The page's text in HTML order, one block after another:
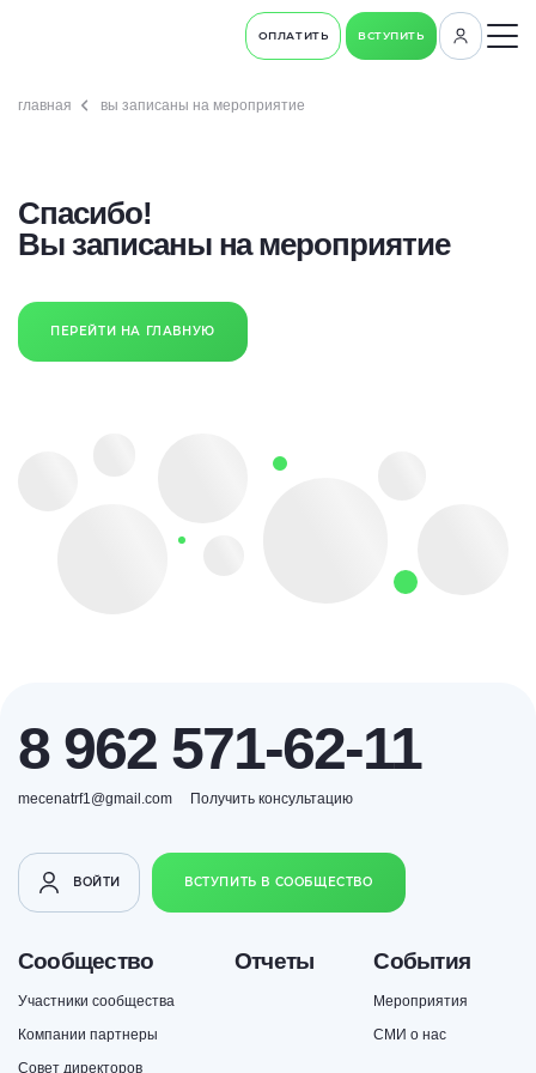
ОПЛАТИТЬ ВСТУПИТЬ
главная вы записаны на мероприятие
Спасибо!
Вы записаны на мероприятие
ПЕРЕЙТИ НА ГЛАВНУЮ
8 962 571-62-11
mecenatrf1@gmail.com Получить консультацию
ВОЙТИ ВСТУПИТЬ В СООБЩЕСТВО
Сообщество
Участники сообщества
Компании партнеры
Совет директоров
Отчеты События
Мероприятия
СМИ о нас